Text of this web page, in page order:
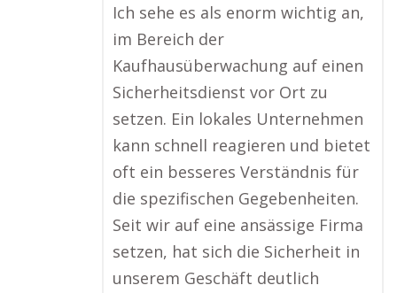
Ich sehe es als enorm wichtig an,
im Bereich der
Kaufhausüberwachung auf einen
Sicherheitsdienst vor Ort zu
setzen. Ein lokales Unternehmen
kann schnell reagieren und bietet
oft ein besseres Verständnis für
die spezifischen Gegebenheiten.
Seit wir auf eine ansässige Firma
setzen, hat sich die Sicherheit in
unserem Geschäft deutlich